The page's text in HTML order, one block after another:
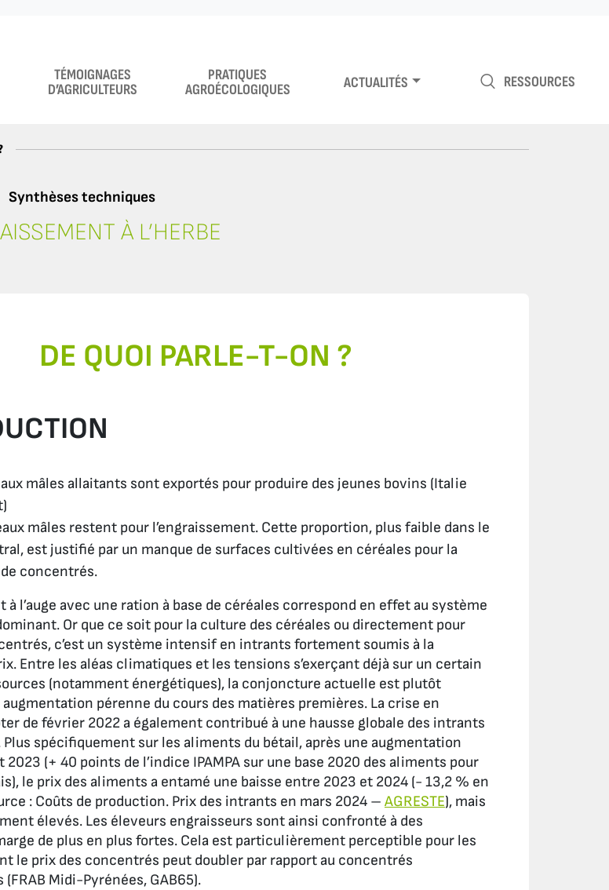
TÉMOIGNAGES
D’AGRICULTEURS
PRATIQUES
AGROÉCOLOGIQUES
ACTUALITÉS RESSOURCES
Synthèses techniques
À L’HERBE
DE QUOI PARLE-T-ON ?
mâles allaitants sont exportés pour produire des jeunes bovins (Italie
mâles restent pour l’engraissement. Cette proportion, plus faible dans le
est justifié par un manque de surfaces cultivées en céréales pour la
concentrés.
à l’auge avec une ration à base de céréales correspond en effet au système
Or que ce soit pour la culture des céréales ou directement pour
c’est un système intensif en intrants fortement soumis à la
Entre les aléas climatiques et les tensions s’exerçant déjà sur un certain
(notamment énergétiques), la conjoncture actuelle est plutôt
pérenne du cours des matières premières. La crise en
de février 2022 a également contribué à une hausse globale des intrants
Plus spécifiquement sur les aliments du bétail, après une augmentation
(+ 40 points de l’indice IPAMPA sur une base 2020 des aliments pour
le prix des aliments a entamé une baisse entre 2023 et 2024 (- 13,2 % en
: Coûts de production. Prix des intrants en mars 2024 – AGRESTE), mais
élevés. Les éleveurs engraisseurs sont ainsi confronté à des
de plus en plus fortes. Cela est particulièrement perceptible pour les
le prix des concentrés peut doubler par rapport au concentrés
Midi-Pyrénées, GAB65).